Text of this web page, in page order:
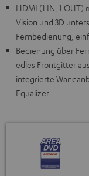
HDMI (1 IN, 1 OUT)
Vision und 3D
Fernbedienung,
Bedienung über
edles Frontgitter
integrierte
Equalizer